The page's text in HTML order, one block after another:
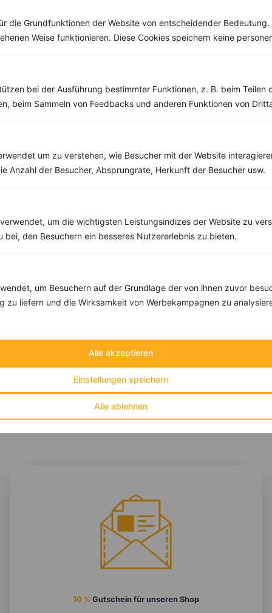
die Grundfunktionen der Website von entscheidender Bedeutung.
Weise funktionieren. Diese Cookies speichern keine
bei der Ausführung bestimmter Funktionen, z. B. beim Teilen
beim Sammeln von Feedbacks und anderen Funktionen von
um zu verstehen, wie Besucher mit der Website
Anzahl der Besucher, Absprungrate, Herkunft der Besucher usw.
um die wichtigsten Leistungsindizes der Website zu
bei, den Besuchern ein besseres Nutzererlebnis zu bieten.
um Besuchern auf der Grundlage der von ihnen zuvor
zu liefern und die Wirksamkeit von Werbekampagnen zu
Alle ablehnen
Einstellungen speichern
Alle akzeptieren
‹ ›
Fett:17 g
Eiweiß:26 g
‹ ›
Eiweiß:8 g
Kohlehydrate:63 g
10 % Gutschein für unseren Shop